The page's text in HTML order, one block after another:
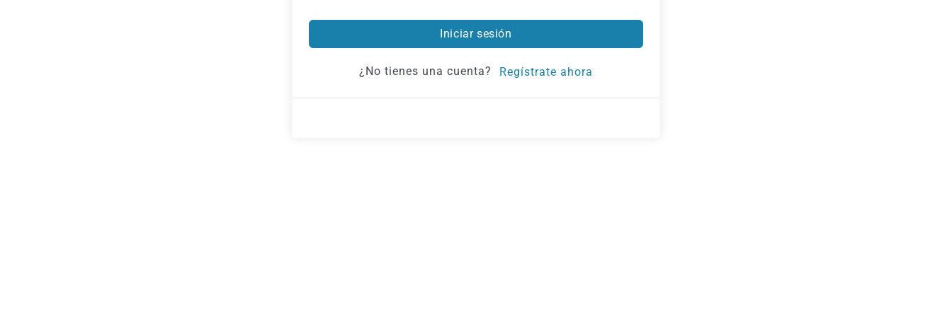
Iniciar sesión
¿No tienes una cuenta? Regístrate ahora